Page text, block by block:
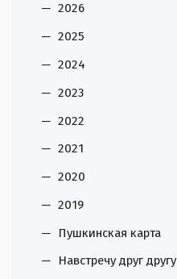
2026
2025
2024
2023
2022
2021
2020
2019
Пушкинская карта
Навстречу друг другу